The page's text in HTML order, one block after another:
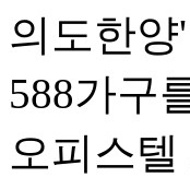
의도한
588가구
오피스